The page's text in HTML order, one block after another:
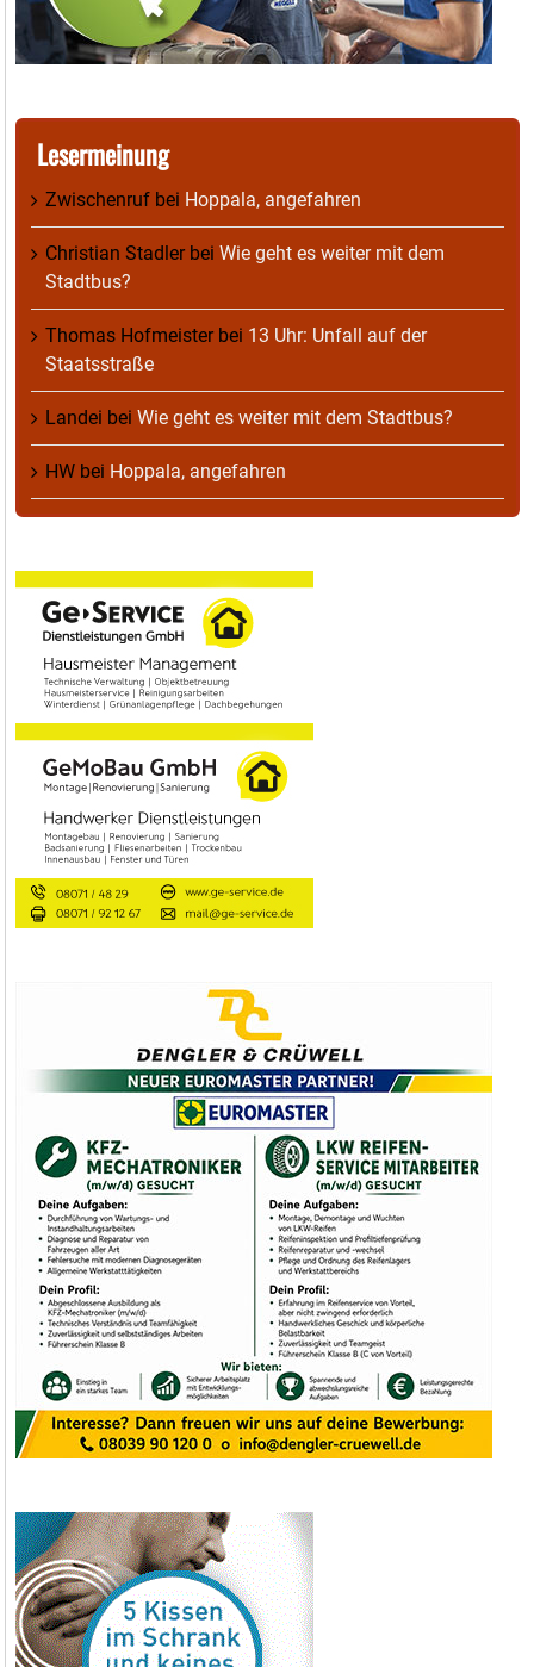
Lesermeinung
Zwischenruf bei Hoppala, angefahren
Christian Stadlerbei Wie geht es weiter mit dem
Stadtbus?
Thomas Hofmeisterbei 13 Uhr: Unfall auf der
Staatsstraße
Landei bei Wie geht es weiter mit dem Stadtbus?
HW bei Hoppala, angefahren